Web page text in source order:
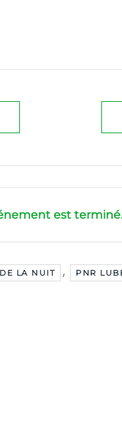
est terminé.
LA NUIT , PNR